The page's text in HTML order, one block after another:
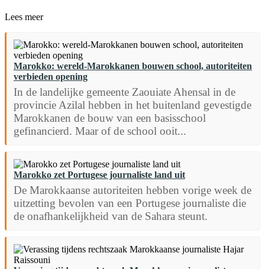
Lees meer
Marokko: wereld-Marokkanen bouwen school, autoriteiten
verbieden opening
In de landelijke gemeente Zaouiate Ahensal in de
provincie Azilal hebben in het buitenland gevestigde
Marokkanen de bouw van een basisschool
gefinancierd. Maar of de school ooit...
Marokko zet Portugese journaliste land uit
De Marokkaanse autoriteiten hebben vorige week de
uitzetting bevolen van een Portugese journaliste die
de onafhankelijkheid van de Sahara steunt.